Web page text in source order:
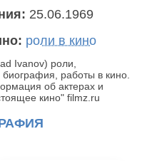
25.06.1969
роли в кино
Ivanov) роли,
работы в кино.
об актерах и
кино" filmz.ru